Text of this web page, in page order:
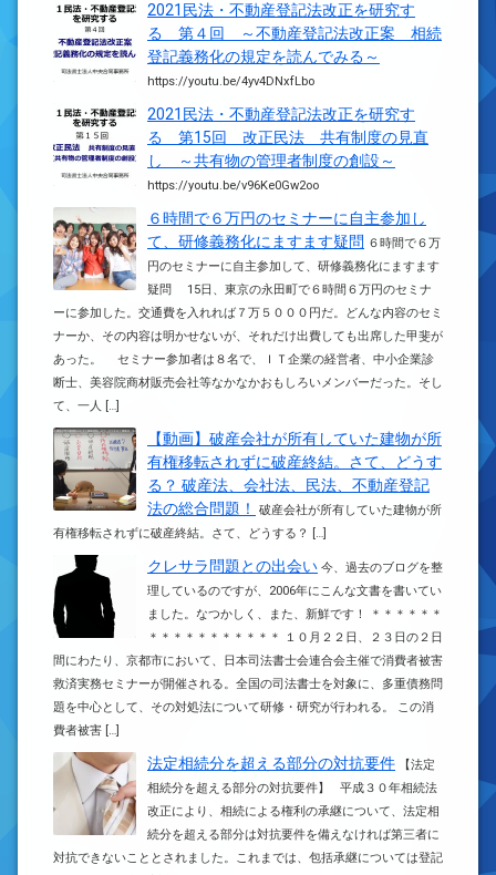
2021民法・不動産登記法改正を研究す
る 第４回 ～不動産登記法改正案 相続
登記義務化の規定を読んでみる～
https://youtu.be/4yv4DNxfLbo
2021民法・不動産登記法改正を研究す
る 第15回 改正民法 共有制度の見直
し ～共有物の管理者制度の創設～
https://youtu.be/v96Ke0Gw2oo
６時間で６万円のセミナーに自主参加し
て、研修義務化にますます疑問 ６時間で６万
円のセミナーに自主参加して、研修義務化にますます
疑問 15日、東京の永田町で６時間６万円のセミナ
ーに参加した。交通費を入れれば７万５０００円だ。どんな内容のセミ
ナーか、その内容は明かせないが、それだけ出費しても出席した甲斐が
あった。 セミナー参加者は８名で、ＩＴ企業の経営者、中小企業診
断士、美容院商材販売会社等なかなかおもしろいメンバーだった。そし
て、一人 […]
【動画】破産会社が所有していた建物が所
有権移転されずに破産終結。さて、どうす
る？ 破産法、会社法、民法、不動産登記
法の総合問題！
破産会社が所有していた建物が所
有権移転されずに破産終結。さて、どうする？ […]
クレサラ問題との出会い 今、過去のブログを整
理しているのですが、2006年にこんな文書を書いてい
ました。なつかしく、また、新鮮です！ ＊＊＊＊＊＊
＊＊＊＊＊＊＊＊＊＊＊ １０月２２日、２３日の２日
間にわたり、京都市において、日本司法書士会連合会主催で消費者被害
救済実務セミナーが開催される。全国の司法書士を対象に、多重債務問
題を中心として、その対処法について研修・研究が行われる。 この消
費者被害 […]
法定相続分を超える部分の対抗要件
【法定
相続分を超える部分の対抗要件】 平成３０年相続法
改正により、相続による権利の承継について、法定相
続分を超える部分は対抗要件を備えなければ第三者に
対抗できないこととされました。これまでは、包括承継については登記